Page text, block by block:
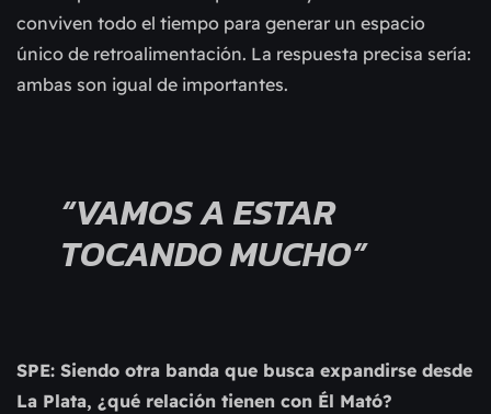
conviven todo el tiempo para generar un espacio
único de retroalimentación. La respuesta precisa sería:
ambas son igual de importantes.
“VAMOS A ESTAR
TOCANDO MUCHO”
SPE: Siendo otra banda que busca expandirse desde
La Plata, ¿qué relación tienen con Él Mató?